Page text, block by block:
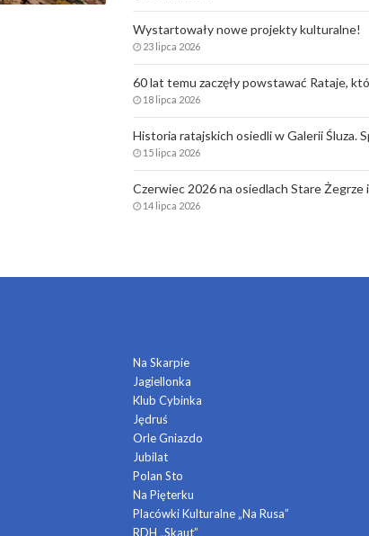
Wystartowały nowe projekty kulturalne!
23 lipca 2026
60 lat temu zaczęły powstawać Rataje,
18 lipca 2026
Historia ratajskich osiedli w Galerii Śluza.
15 lipca 2026
Czerwiec 2026 na osiedlach Stare Żegrze
14 lipca 2026
Na Skarpie
Jagiellonka
Klub Cybinka
Jędruś
Orle Gniazdo
Jubilat
Polan Sto
Na Pięterku
Placówki Kulturalne „Na Rusa”
RDH „Skaut”